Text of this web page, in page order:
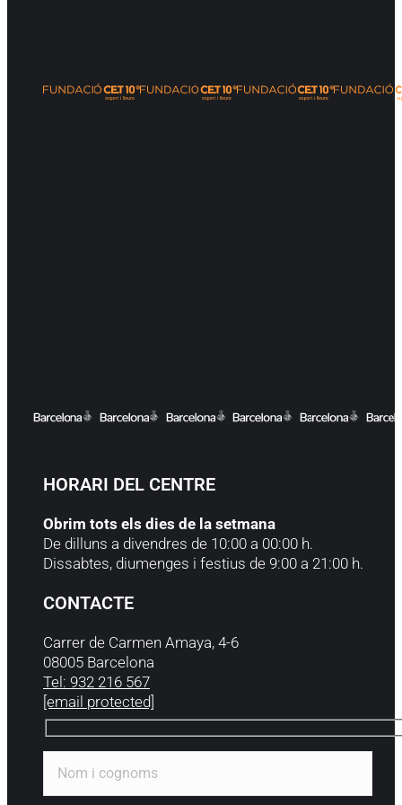
HORARI DEL CENTRE
Obrim tots els dies de la setmana
De dilluns a divendres de 10:00 a 00:00 h.
Dissabtes, diumenges i festius de 9:00 a 21:00 h.
CONTACTE
Carrer de Carmen Amaya, 4-6
08005 Barcelona
Tel: 932 216 567
[email protected]